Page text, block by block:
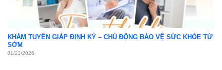
KHÁM TUYẾN GIÁP ĐỊNH KỲ – CHỦ ĐỘNG BẢO VỆ SỨC KHỎE TỪ
SỚM
01/23/2026